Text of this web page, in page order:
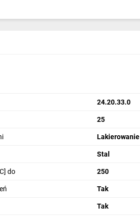
24.20.33.0
25
Lakierowanie
Stal
do 250
Tak
Tak